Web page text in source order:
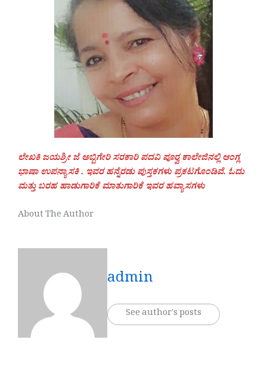
ಲೇಖಕಿ ಜಯಶ್ರೀ ಜೆ ಅಬ್ಬಿಗೇರಿ ಸರಕಾರಿ ಪದವಿ ಪೂರ‍್ವ ಕಾಲೇಜಿನಲ್ಲಿ ಆಂಗ್ಲ
ಭಾಷಾ ಉಪನ್ಯಾಸಕಿ . ಇವರ ಹನ್ನೆರಡು ಪುಸ್ತಕಗಳು ಪ್ರಕಟಗೊಂಡಿವೆ. ಓದು
ಮತ್ತು ಬರಹ ಹಾಡುಗಾರಿಕೆ ಮಾತುಗಾರಿಕೆ ಇವರ ಹವ್ಯಾಸಗಳು
About The Author
admin
See author's posts